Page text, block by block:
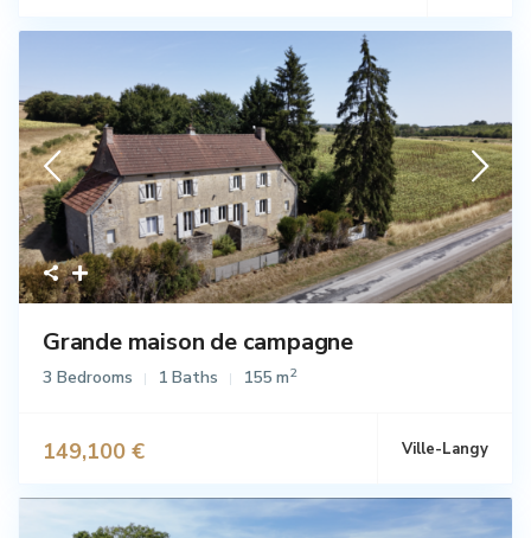
Grande maison de campagne
3 Bedrooms 1 Baths 155 m2
149,100 € Ville-Langy